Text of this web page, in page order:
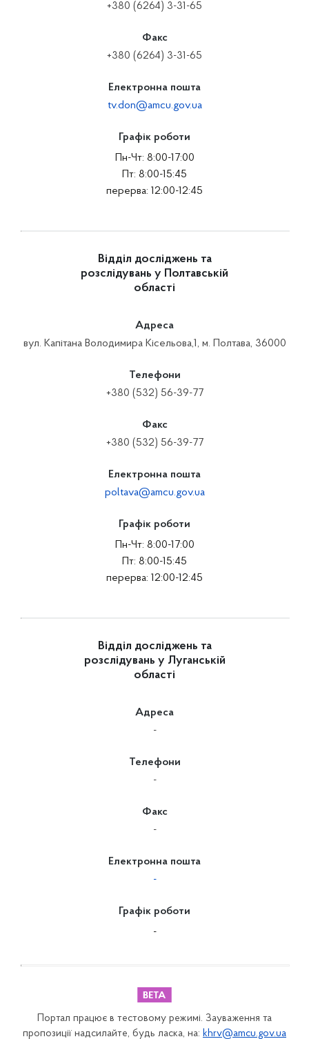
+380 (6264) 3-31-65
Факс
+380 (6264) 3-31-65
Електронна пошта
tv.don@amcu.gov.ua
Графік роботи
Пн-Чт: 8:00-17:00
Пт: 8:00-15:45
перерва: 12:00-12:45
Відділ досліджень та
розслідувань у Полтавській
області
Адреса
вул. Капітана Володимира Кісельова,1, м. Полтава, 36000
Телефони
+380 (532) 56-39-77
Факс
+380 (532) 56-39-77
Електронна пошта
poltava@amcu.gov.ua
Графік роботи
Пн-Чт: 8:00-17:00
Пт: 8:00-15:45
перерва: 12:00-12:45
Відділ досліджень та
розслідувань у Луганській
області
Адреса
-
Телефони
-
Факс
-
Електронна пошта
-
Графік роботи
-
Портал працює в тестовому режимі. Зауваження та
пропозиції надсилайте, будь ласка, на: khrv@amcu.gov.ua